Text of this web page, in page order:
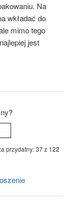
Na
wkładać do
mimo tego
najlepiej jest
przydatny: 37 z 122